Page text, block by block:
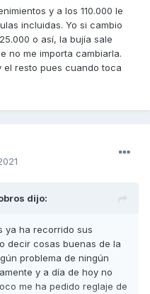
y a los 110.000 le
incluidas. Yo si cambio
o así, la bujía sale
no me importa cambiarla.
el resto pues cuando toca
dijo:
ya ha recorrido sus
decir cosas buenas de la
problema de ningún
y a día de hoy no
me ha pedido reglaje de